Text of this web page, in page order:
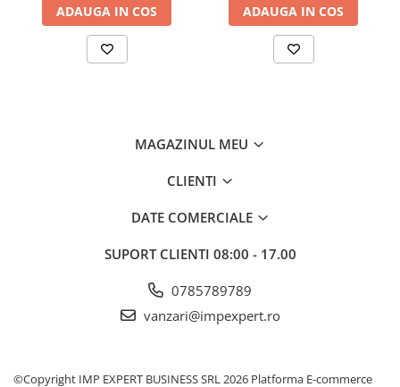
CORECTURA
COMUNICARE & PREZENTARE
ECRANE DE PROTECTIE SI
ACCESORII PENTRU TABLE SI
TEHNICA DE BIROU
ADAUGA IN COS ADAUGA IN COS
MAGAZINUL MEU
CLIENTI
DATE COMERCIALE
SUPORT CLIENTI 08:00 - 17.00
0785789789
vanzari@impexpert.ro
©Copyright IMP EXPERT BUSINESS SRL 2026 Platforma E-commerce